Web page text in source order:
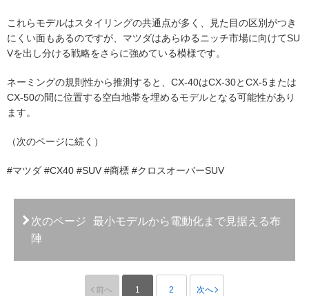
これらモデルはスタイリングの共通点が多く、見た目の区別がつき
にくい面もあるのですが、マツダはあらゆるニッチ市場に向けてSU
Vを出し分ける戦略をさらに強めている模様です。
ネーミングの規則性から推測すると、CX-40はCX-30とCX-5または
CX-50の間に位置する空白地帯を埋めるモデルとなる可能性があり
ます。
（次のページに続く）
#マツダ #CX40 #SUV #商標 #クロスオーバーSUV
次のページ
最小モデルから電動化まで見据える布
陣
前へ 1 2 次へ